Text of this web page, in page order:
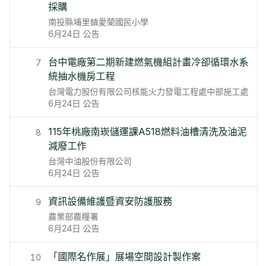
採購
南投縣埔里鎮愛蘭國民小學
6月24日 公告
7
台中電廠第二期新建燃氣機組計畫冷卻循環水系
統抽水機房工程
台灣電力股份有限公司核能火力發電工程處中部施工處
6月24日 公告
8
115年桃廠南崁儲運課A518燃料油槽清洗及油泥
減廢工作
台灣中油股份有限公司
6月24日 公告
9 資訊設備維護暨資安防護服務
農業部農糧署
6月24日 公告
10 「國際名作展」展場空間設計製作案